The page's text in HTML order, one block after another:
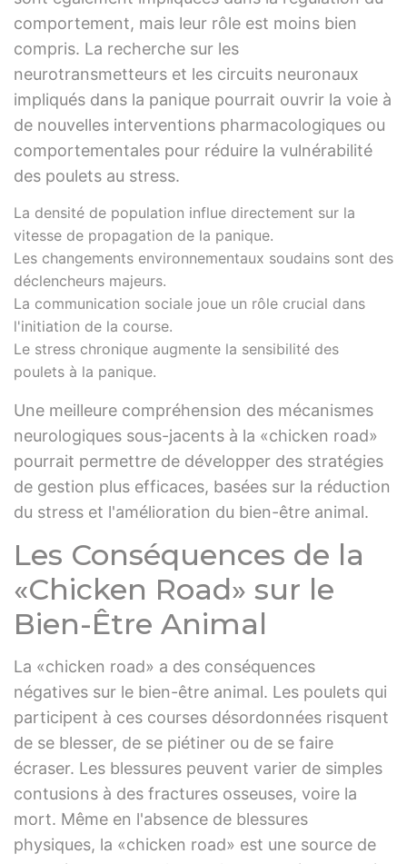
comportement, mais leur rôle est moins bien
compris. La recherche sur les
neurotransmetteurs et les circuits neuronaux
impliqués dans la panique pourrait ouvrir la voie à
de nouvelles interventions pharmacologiques ou
comportementales pour réduire la vulnérabilité
des poulets au stress.
La densité de population influe directement sur la
vitesse de propagation de la panique.
Les changements environnementaux soudains sont des
déclencheurs majeurs.
La communication sociale joue un rôle crucial dans
l'initiation de la course.
Le stress chronique augmente la sensibilité des
poulets à la panique.
Une meilleure compréhension des mécanismes
neurologiques sous-jacents à la «chicken road»
pourrait permettre de développer des stratégies
de gestion plus efficaces, basées sur la réduction
du stress et l'amélioration du bien-être animal.
Les Conséquences de la
«Chicken Road» sur le
Bien-Être Animal
La «chicken road» a des conséquences
négatives sur le bien-être animal. Les poulets qui
participent à ces courses désordonnées risquent
de se blesser, de se piétiner ou de se faire
écraser. Les blessures peuvent varier de simples
contusions à des fractures osseuses, voire la
mort. Même en l'absence de blessures
physiques, la «chicken road» est une source de